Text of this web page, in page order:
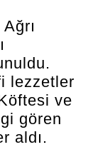
lezzetler
ve
gören
aldı.